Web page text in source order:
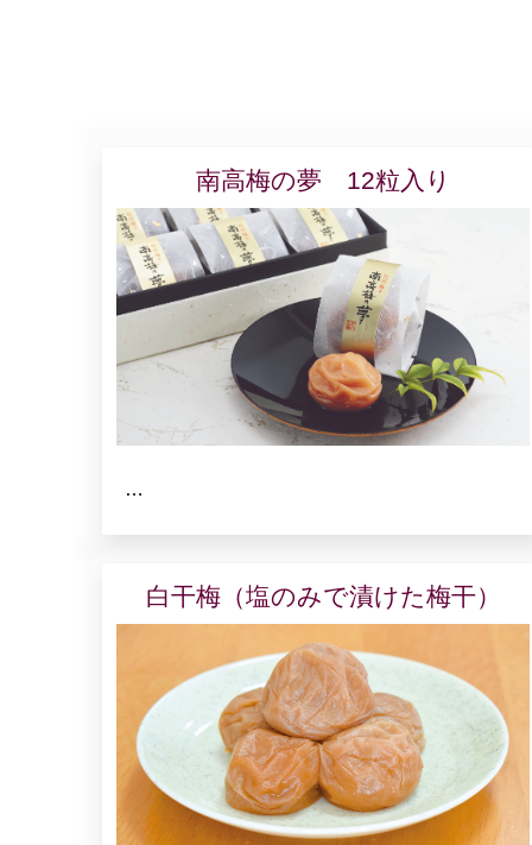
南高梅の夢 12粒入り
…
白干梅（塩のみで漬けた梅干）